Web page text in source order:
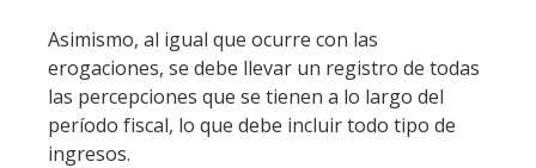
Asimismo, al igual que ocurre con las
erogaciones, se debe llevar un registro de todas
las percepciones que se tienen a lo largo del
período fiscal, lo que debe incluir todo tipo de
ingresos.